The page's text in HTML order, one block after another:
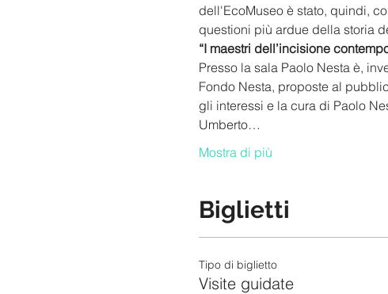
dell'EcoMuseo è stato, quindi,
questioni più ardue della storia
“I maestri dell’incisione
Presso la sala Paolo Nesta è,
Fondo Nesta, proposte al
gli interessi e la cura di Paolo
Umberto…
Mostra di più
Biglietti
Tipo di biglietto
Visite guidate